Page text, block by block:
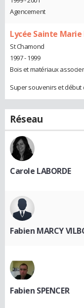
Agencement
Lycée Sainte
St Chamond
1997 - 1999
Bois et matériaux
Super souvenirs et début
Réseau
Carole LABORDE
Fabien MARCY
Fabien SPENCER